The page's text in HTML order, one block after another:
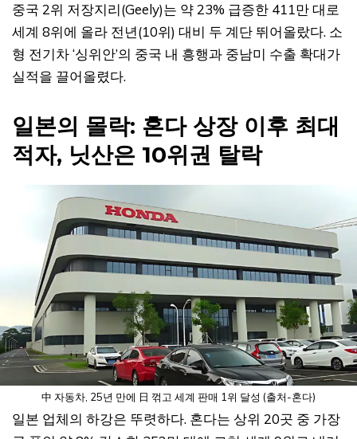
중국 2위 저장지리(Geely)는 약 23% 급증한 411만 대로
세계 8위에 올라 전년(10위) 대비 두 계단 뛰어올랐다. 소
형 전기차 ‘싱위안’의 중국 내 흥행과 중남미 수출 확대가
실적을 끌어올렸다.
일본의 몰락: 혼다 상장 이후 최대
적자, 닛산은 10위권 탈락
中 자동차, 25년 만에 日 꺾고 세계 판매 1위 달성 (출처-혼다)
일본 업체의 하강은 뚜렷하다. 혼다는 상위 20곳 중 가장